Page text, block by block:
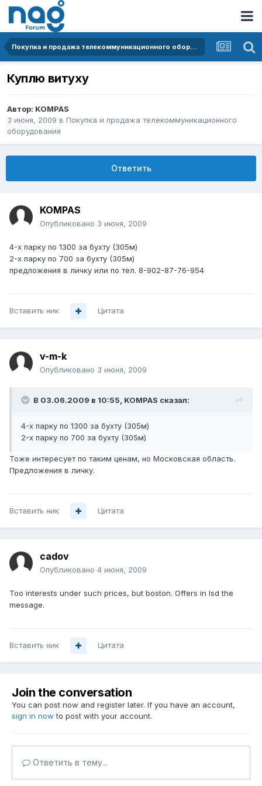
Покупка и продажа телекоммуникационного оборудования
Куплю витуху
Автор: KOMPAS
3 июня, 2009 в Покупка и продажа телекоммуникационного
оборудования
Ответить
KOMPAS
Опубликовано 3 июня, 2009
4-х парку по 1300 за бухту (305м)
2-х парку по 700 за бухту (305м)
предложения в личку или по тел. 8-902-87-76-954
Вставить ник Цитата
v-m-k
Опубликовано 3 июня, 2009
В 03.06.2009 в 10:55, KOMPAS сказал:
4-х парку по 1300 за бухту (305м)
2-х парку по 700 за бухту (305м)
Тоже интересует по таким ценам, но Московская область.
Предложения в личку.
Вставить ник Цитата
cadov
Опубликовано 4 июня, 2009
Too interests under such prices, but boston. Offers in lsd the
message.
Вставить ник Цитата
Join the conversation
You can post now and register later. If you have an account,
sign in now to post with your account.
Ответить в тему...